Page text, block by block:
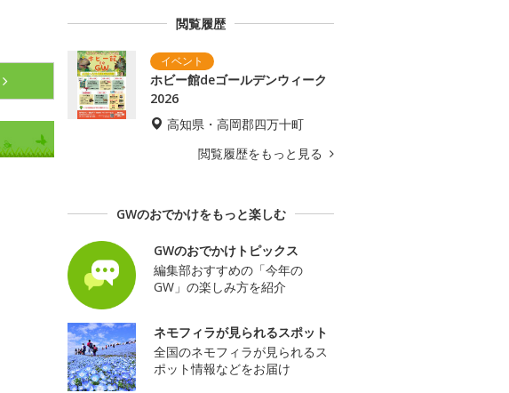
閲覧履歴
ホビー館deゴールデンウィーク
2026
高知県・高岡郡四万十町
閲覧履歴をもっと見る
GWのおでかけをもっと楽しむ
GWのおでかけトピックス
編集部おすすめの「今年の
GW」の楽しみ方を紹介
ネモフィラが見られるスポット
全国のネモフィラが見られるス
ポット情報などをお届け